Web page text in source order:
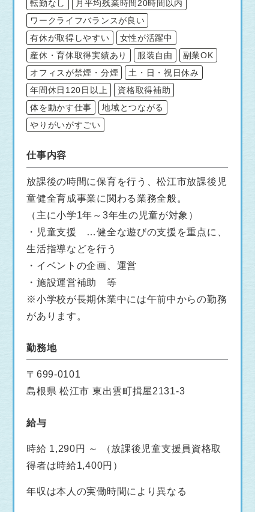
転勤なし
月平均残業時間20時間以内
ワークライフバランスが良い
有休が取得しやすい
女性が活躍中
産休・育休取得実績あり
服装自由
副業OK
オフィスが禁煙・分煙
土・日・祝日休み
年間休日120日以上
資格取得補助
体を動かす仕事
地域とつながる
やりがいがすごい
仕事内容
放課後の時間に保育を行う、松江市放課後児
童健全育成事業に関わる業務全般。
（主に小学1年～3年生の児童が対象）
・児童支援 …健全な遊びの支援を重点に、
生活指導などを行う
・イベントの企画、運営
・施設運営補助 等
※小学校が長期休業中には午前中からの勤務
があります。
勤務地
〒699-0101
島根県 松江市 東出雲町揖屋2131-3
給与
時給 1,290円 ～ （放課後児童支援員資格取
得者は時給1,400円）
年収は本人の実働時間により異なる